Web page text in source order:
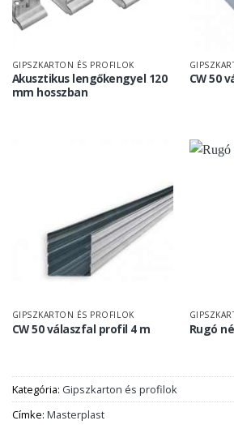
GIPSZKARTON ÉS PROFILOK
Akusztikus lengőkengyel 120
mm hosszban
CW 50
GIPSZKARTON ÉS PROFILOK
CW 50 válaszfal profil 4 m Rugó
Kategória: Gipszkarton és profilok
Címke: Masterplast